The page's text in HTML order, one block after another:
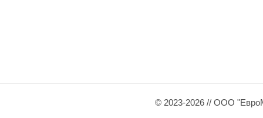
© 2023-2026 // ООО